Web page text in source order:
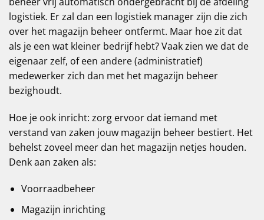
logistiek. Er zal dan een logistiek manager zijn die zich
over het magazijn beheer ontfermt. Maar hoe zit dat
als je een wat kleiner bedrijf hebt? Vaak zien we dat de
eigenaar zelf, of een andere (administratief)
medewerker zich dan met het magazijn beheer
bezighoudt.
Hoe je ook inricht: zorg ervoor dat iemand met
verstand van zaken jouw magazijn beheer bestiert. Het
behelst zoveel meer dan het magazijn netjes houden.
Denk aan zaken als:
Voorraadbeheer
Magazijn inrichting